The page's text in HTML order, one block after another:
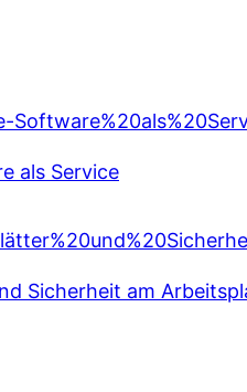
als Service
Sicherheit am